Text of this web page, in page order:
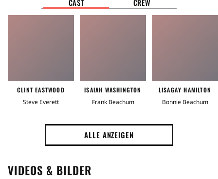
CAST CREW
CLINT EASTWOOD
Steve Everett
ISAIAH WASHINGTON
Frank Beachum
LISAGAY HAMILTON
Bonnie Beachum
ALLE ANZEIGEN
VIDEOS & BILDER